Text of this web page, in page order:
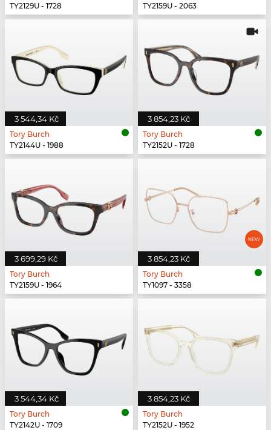
TY2129U - 1728
TY2159U - 2063
3 544,34 Kč
Tory Burch
TY2144U - 1988
3 854,23 Kč
Tory Burch
TY2152U - 1728
3 699,29 Kč
Tory Burch
TY2159U - 1964
3 854,23 Kč
Tory Burch
TY1097 - 3358
3 544,34 Kč
Tory Burch
TY2142U - 1709
3 854,23 Kč
Tory Burch
TY2152U - 1952